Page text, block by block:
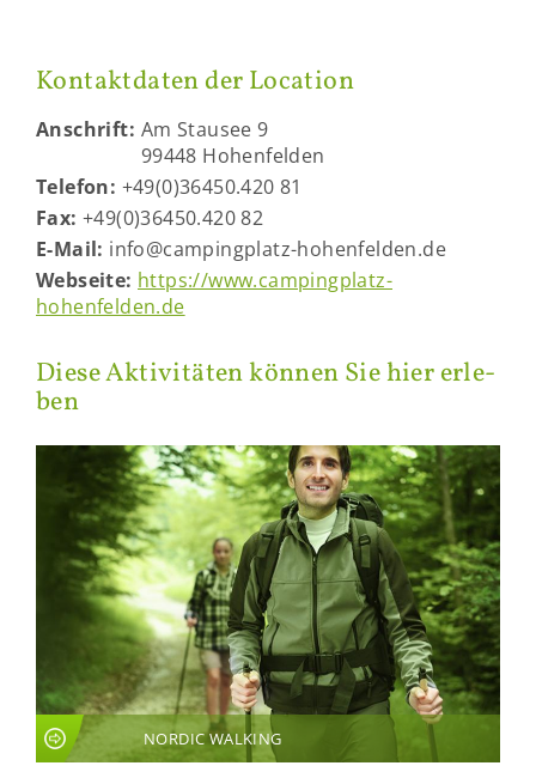
Kon­takt­da­ten der Lo­ca­ti­on
An­schrift: Am Stau­see 9
99448 Ho­hen­fel­den
Te­le­fon: +49(0)36450.420 81
Fax: +49(0)36450.420 82
E-​Mail: info@campingplatz-​hohenfelden.de
Web­sei­te: https://www.campingplatz-​
hohenfelden.de
Diese Ak­ti­vi­tä­ten kön­nen Sie hier er­le­
ben
NORDIC WALKING